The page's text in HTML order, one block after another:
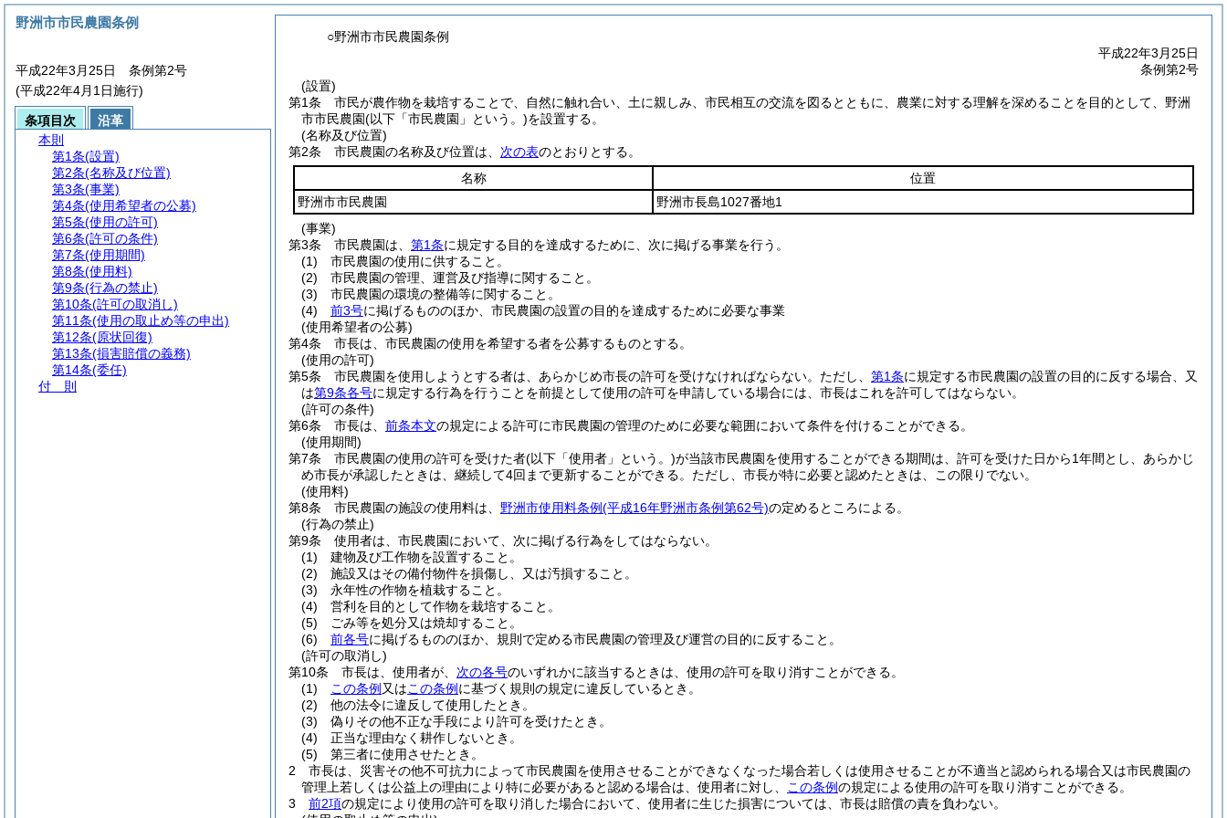
○野洲市市民農園条例
平成22年3月25日
条例第2号
(設置)
第1条
市民が農作物を栽培することで、自然に触れ合い、土に親しみ、市民相互の交流を図るとともに、農業に対する理解を深めることを目的として、野洲
市市民農園(以下「市民農園」という。)を設置する。
(名称及び位置)
第2条
市民農園の名称及び位置は、 次の表のとおりとする。
名称
位置
野洲市市民農園
野洲市長島1027番地1
(事業)
第3条
市民農園は、 第1条に規定する目的を達成するために、次に掲げる事業を行う。
(1)
市民農園の使用に供すること。
(2)
市民農園の管理、運営及び指導に関すること。
(3)
市民農園の環境の整備等に関すること。
(4)
前3号に掲げるもののほか、市民農園の設置の目的を達成するために必要な事業
(使用希望者の公募)
第4条
市長は、市民農園の使用を希望する者を公募するものとする。
(使用の許可)
第5条
市民農園を使用しようとする者は、あらかじめ市長の許可を受けなければならない。 ただし、 第1条に規定する市民農園の設置の目的に反する場合、又
は第9条各号に規定する行為を行うことを前提として使用の許可を申請している場合には、市長はこれを許可してはならない。
(許可の条件)
第6条
市長は、 前条本文の規定による許可に市民農園の管理のために必要な範囲において条件を付けることができる。
(使用期間)
第7条
市民農園の使用の許可を受けた者(以下「使用者」という。)が当該市民農園を使用することができる期間は、許可を受けた日から1年間とし、あらかじ
め市長が承認したときは、継続して4回まで更新することができる。 ただし、市長が特に必要と認めたときは、この限りでない。
(使用料)
第8条
市民農園の施設の使用料は、 野洲市使用料条例(平成16年野洲市条例第62号)の定めるところによる。
(行為の禁止)
第9条
使用者は、市民農園において、次に掲げる行為をしてはならない。
(1)
建物及び工作物を設置すること。
(2)
施設又はその備付物件を損傷し、又は汚損すること。
(3)
永年性の作物を植栽すること。
(4)
営利を目的として作物を栽培すること。
(5)
ごみ等を処分又は焼却すること。
(6)
前各号に掲げるもののほか、規則で定める市民農園の管理及び運営の目的に反すること。
(許可の取消し)
第10条
市長は、使用者が、 次の各号のいずれかに該当するときは、使用の許可を取り消すことができる。
(1)
この条例 又はこの条例 に基づく規則の規定に違反しているとき。
(2)
他の法令に違反して使用したとき。
(3)
偽りその他不正な手段により許可を受けたとき。
(4)
正当な理由なく耕作しないとき。
(5)
第三者に使用させたとき。
2
市長は、災害その他不可抗力によって市民農園を使用させることができなくなった場合若しくは使用させることが不適当と認められる場合又は市民農園の
管理上若しくは公益上の理由により特に必要があると認める場合は、使用者に対し、
この条例の規定による使用の許可を取り消すことができる。
3
前2項の規定により使用の許可を取り消した場合において、使用者に生じた損害については、市長は賠償の責を負わない。
野洲市市民農園条例
平成22年3月25日 条例第2号
(平成22年4月1日施行)
条項目次
沿革
本則
第1条(設置)
第2条(名称及び位置)
第3条(事業)
第4条(使用希望者の公募)
第5条(使用の許可)
第6条(許可の条件)
第7条(使用期間)
第8条(使用料)
第9条(行為の禁止)
第10条(許可の取消し)
第11条(使用の取止め等の申出)
第12条(原状回復)
第13条(損害賠償の義務)
第14条(委任)
付 則